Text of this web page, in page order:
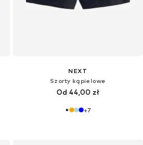
NEXT
Szorty kąpielowe
Od 44,00 zł
+7